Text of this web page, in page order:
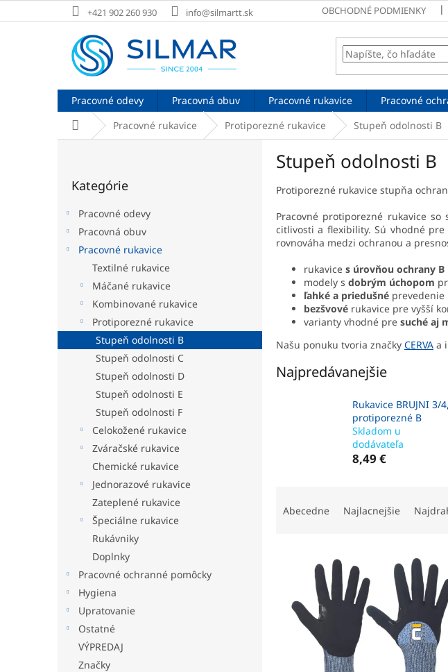
na
+421 902 260 930 info@silmartt.sk OBCHODNÉ PODMIENKY
Pracovné odevy Pracovná obuv Pracovné rukavice Pracovné
DomovPracovné rukavice Protiporezné rukavice Stupeň odolnosti B
kategórie
Kategórie
Pracovné odevy
Pracovná obuv
Pracovné rukavice
Textilné rukavice
Máčané rukavice
Kombinované rukavice
Protiporezné rukavice
Stupeň odolnosti B
Stupeň odolnosti C
Stupeň odolnosti D
Stupeň odolnosti E
Stupeň odolnosti F
Celokožené rukavice
Zváračské rukavice
Chemické rukavice
Jednorazové rukavice
Zateplené rukavice
Špeciálne rukavice
Rukávniky
Doplnky
Pracovné ochranné pomôcky
Hygiena
Upratovanie
Ostatné
VÝPREDAJ
Značky
Stupeň odolnosti B
Protiporezné rukavice stupňa
Pracovné protiporezné rukavice
citlivosti a flexibility. Sú vhodné
rovnováha medzi ochranou a
rukavice s úrovňou ochrany B
modely s dobrým úchopom
ľahké a priedušné
bezšvové rukavice pre vyšší
varianty vhodné pre suché aj
Našu ponuku tvoria značky CERVA a
Najpredávanejšie
Rukavice BRUJNI 3/4,
protiporezné B
Skladom u
dodávateľa
8,49 €
Abecedne Najlacnejšie